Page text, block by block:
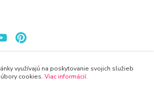
využívajú na poskytovanie svojich služieb
cookies. Viac informácií.